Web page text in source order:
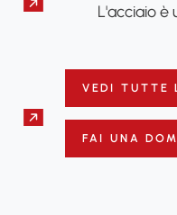
L'acciaio è
VEDI TUTTE
FAI UNA